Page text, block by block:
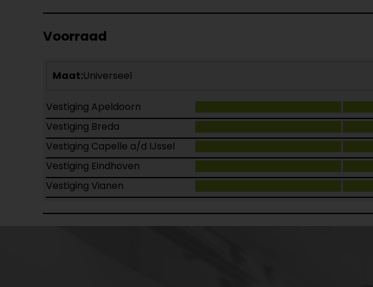
Voorraad
Maat:Universeel
Vestiging Apeldoorn
Vestiging Breda
Vestiging Capelle a/d IJssel
Vestiging Eindhoven
Vestiging Vianen